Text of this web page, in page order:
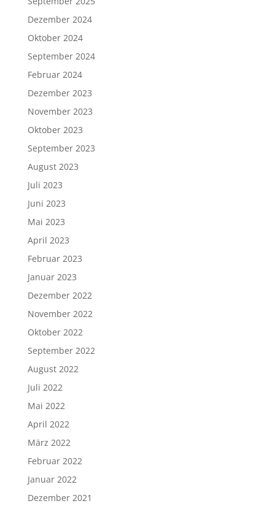
Dezember 2024
Oktober 2024
September 2024
Februar 2024
Dezember 2023
November 2023
Oktober 2023
September 2023
August 2023
Juli 2023
Juni 2023
Mai 2023
April 2023
Februar 2023
Januar 2023
Dezember 2022
November 2022
Oktober 2022
September 2022
August 2022
Juli 2022
Mai 2022
April 2022
März 2022
Februar 2022
Januar 2022
Dezember 2021